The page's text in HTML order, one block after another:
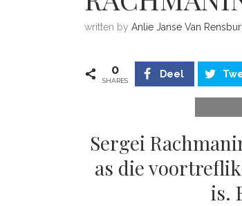
written by Anlie Janse Van
0
SHARES
Deel
Sergei
as die
is.